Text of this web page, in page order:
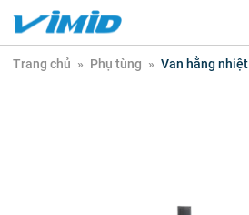
Trang chủ » Phụ tùng » Van hằng nhiệt